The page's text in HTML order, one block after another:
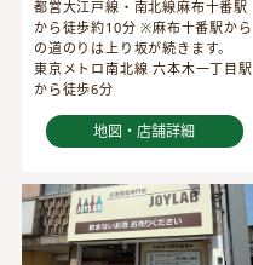
都営大江戸線・南北線麻布十番駅
から徒歩約10分 ※麻布十番駅から
の道のりは上り坂が続きます。
東京メトロ南北線 六本木一丁目駅
から徒歩6分
地図・店舗詳細